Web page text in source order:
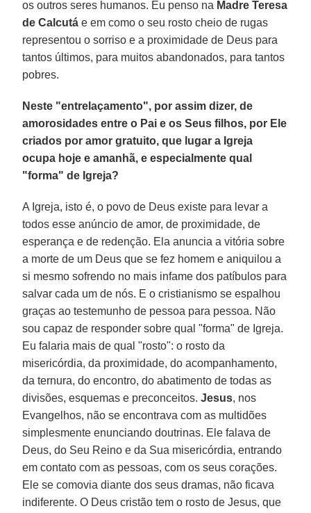
os outros seres humanos. Eu penso na Madre Teresa
de Calcutá e em como o seu rosto cheio de rugas
representou o sorriso e a proximidade de Deus para
tantos últimos, para muitos abandonados, para tantos
pobres.
Neste "entrelaçamento", por assim dizer, de
amorosidades entre o Pai e os Seus filhos, por Ele
criados por amor gratuito, que lugar a Igreja
ocupa hoje e amanhã, e especialmente qual
"forma" de Igreja?
A Igreja, isto é, o povo de Deus existe para levar a
todos esse anúncio de amor, de proximidade, de
esperança e de redenção. Ela anuncia a vitória sobre
a morte de um Deus que se fez homem e aniquilou a
si mesmo sofrendo no mais infame dos patíbulos para
salvar cada um de nós. E o cristianismo se espalhou
graças ao testemunho de pessoa para pessoa. Não
sou capaz de responder sobre qual "forma" de Igreja.
Eu falaria mais de qual "rosto": o rosto da
misericórdia, da proximidade, do acompanhamento,
da ternura, do encontro, do abatimento de todas as
divisões, esquemas e preconceitos.Jesus, nos
Evangelhos, não se encontrava com as multidões
simplesmente enunciando doutrinas. Ele falava de
Deus, do Seu Reino e da Sua misericórdia, entrando
em contato com as pessoas, com os seus corações.
Ele se comovia diante dos seus dramas, não ficava
indiferente. O Deus cristão tem o rosto de Jesus, que